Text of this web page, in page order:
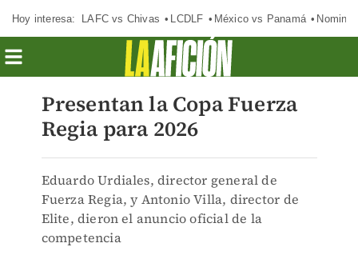
Hoy interesa: LAFC vs Chivas LCDLF México vs Panamá
Presentan la Copa Fuerza
Regia para 2026
Eduardo Urdiales, director general de
Fuerza Regia, y Antonio Villa, director de
Elite, dieron el anuncio oficial de la
competencia